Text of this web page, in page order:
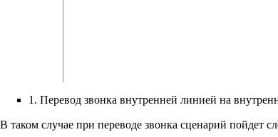
1. Перевод звонка внутренней линией на
В таком случае при переводе звонка сценарий пойдет